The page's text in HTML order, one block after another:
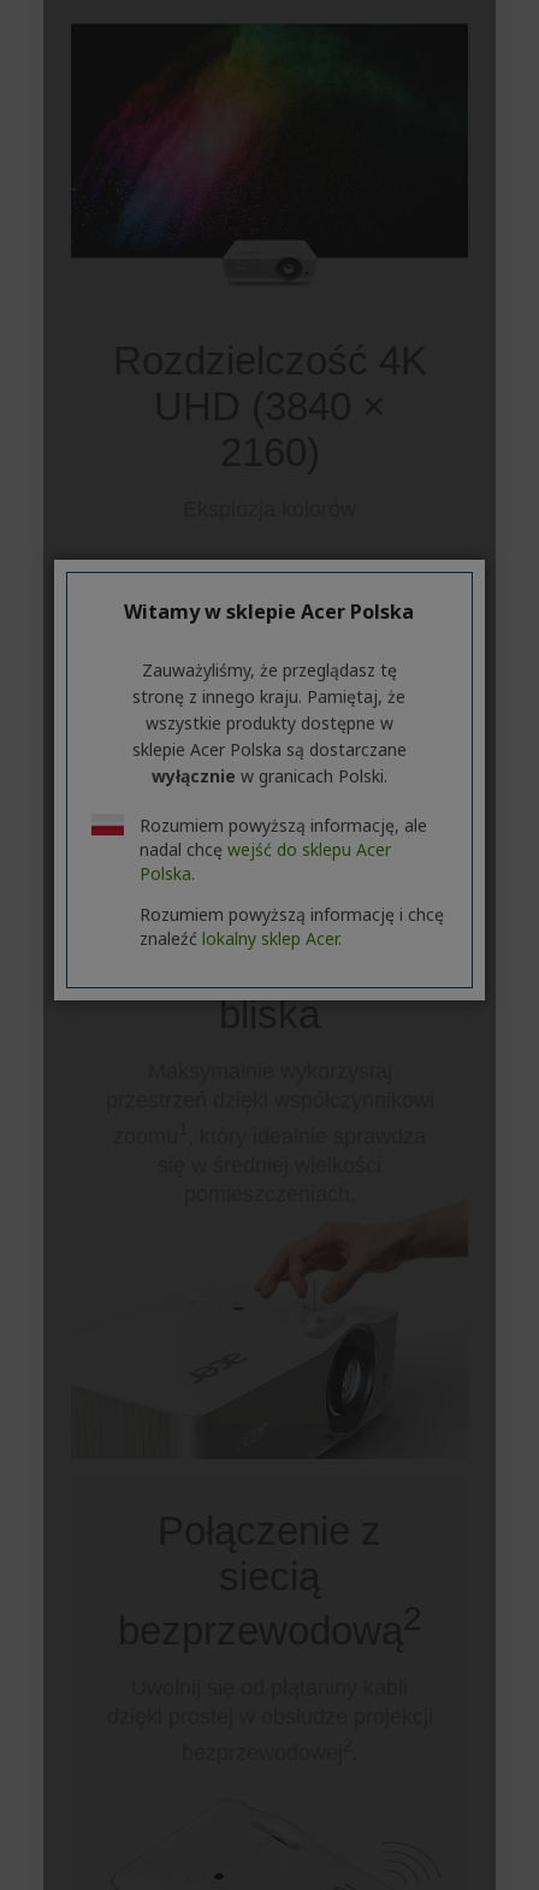
Witamy w sklepie Acer Polska
Zauważyliśmy, że przeglądasz tę
stronę z innego kraju. Pamiętaj, że
wszystkie produkty dostępne w
sklepie Acer Polska są dostarczane
wyłącznie w granicach Polski.
Rozumiem powyższą informację, ale
nadal chcę wejść do sklepu Acer
Polska.
Rozumiem powyższą informację i chcę
znaleźć lokalny sklep Acer.